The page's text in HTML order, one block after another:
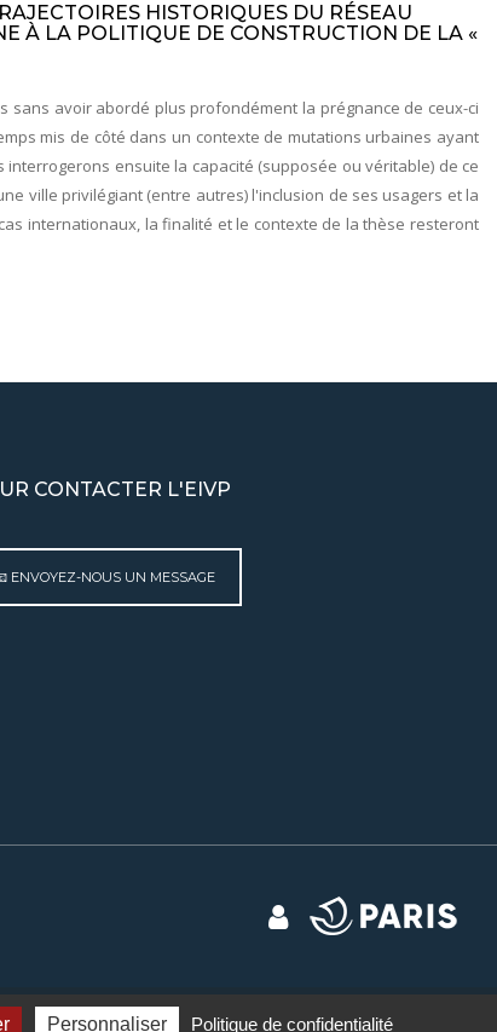
HISTORIQUES DU RÉSEAU
À LA POLITIQUE DE CONSTRUCTION DE LA «
avoir abordé plus profondément la prégnance de ceux-ci
mis de côté dans un contexte de mutations urbaines ayant
ensuite la capacité (supposée ou véritable) de ce
ville privilégiant (entre autres) l'inclusion de ses usagers et la
internationaux, la finalité et le contexte de la thèse resteront
CONTACTER L'EIVP
ENVOYEZ-NOUS UN MESSAGE
légales Contact Plan du site Gestion des cookies
Personnaliser Politique de confidentialité